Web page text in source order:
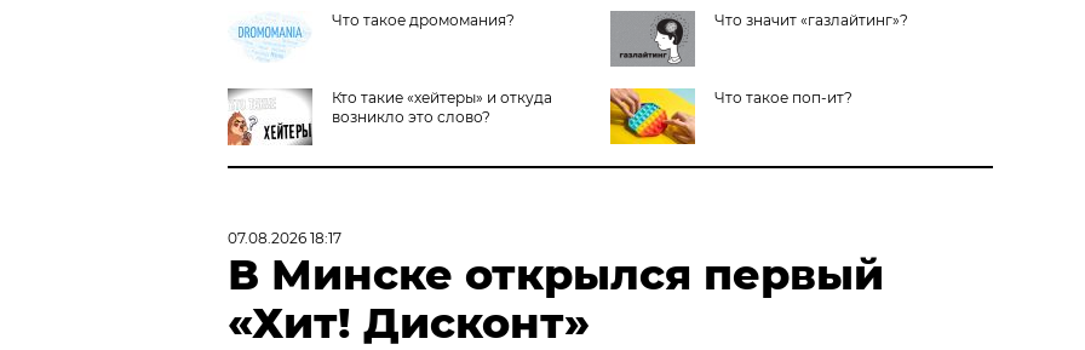
Что такое дромомания? Что значит «газлайтинг»?
Кто такие «хейтеры» и откуда
возникло это слово?
Что такое поп-ит?
07.08.2026 18:17
В Минске открылся первый
«Хит! Дисконт»